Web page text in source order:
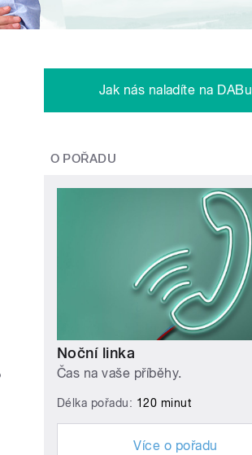
Jak nás naladíte na DABu
O POŘADU
Noční linka
Čas na vaše příběhy.
Délka pořadu: 120 minut
Více o pořadu